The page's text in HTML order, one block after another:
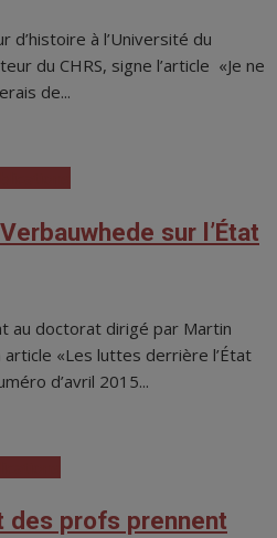
à l’Université du
du CHRS, signe l’article «Je ne
de...
sur l’État
au doctorat dirigé par Martin
«Les luttes derrière l’État
d’avril 2015...
des profs prennent